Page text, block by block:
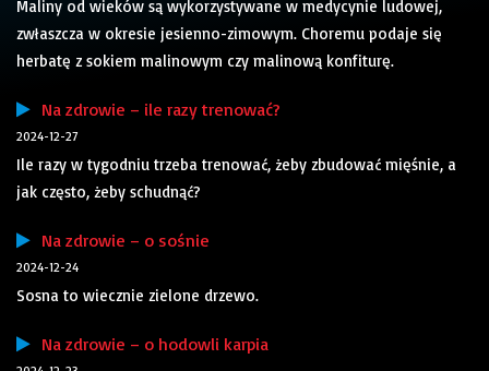
Maliny od wieków są wykorzystywane w medycynie ludowej,
zwłaszcza w okresie jesienno-zimowym. Choremu podaje się
herbatę z sokiem malinowym czy malinową konfiturę.
Na zdrowie – ile razy trenować?
2024-12-27
Ile razy w tygodniu trzeba trenować, żeby zbudować mięśnie, a
jak często, żeby schudnąć?
Na zdrowie – o sośnie
2024-12-24
Sosna to wiecznie zielone drzewo.
Na zdrowie – o hodowli karpia